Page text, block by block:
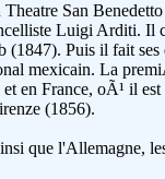
San
Luigi Arditi.
Puis il fait
mexicain. La
et en France, oÃ¹ il
(1856).
que l'Allemagne,